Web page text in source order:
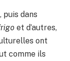
, puis dans
et d’autres,
ont
comme ils